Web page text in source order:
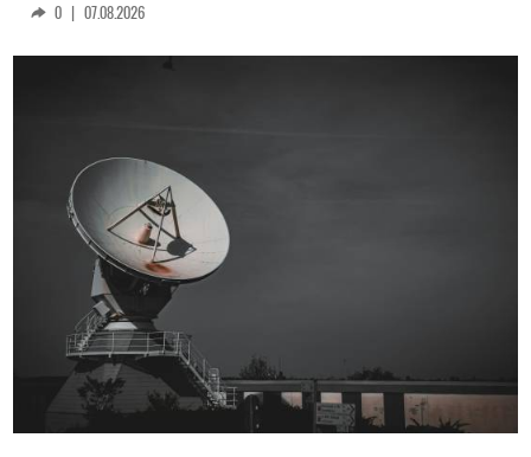
0 | 07.08.2026